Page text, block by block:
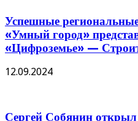
Успешные
«Умный город»
«Цифроземье» —
12.09.2024
Сергей Собянин